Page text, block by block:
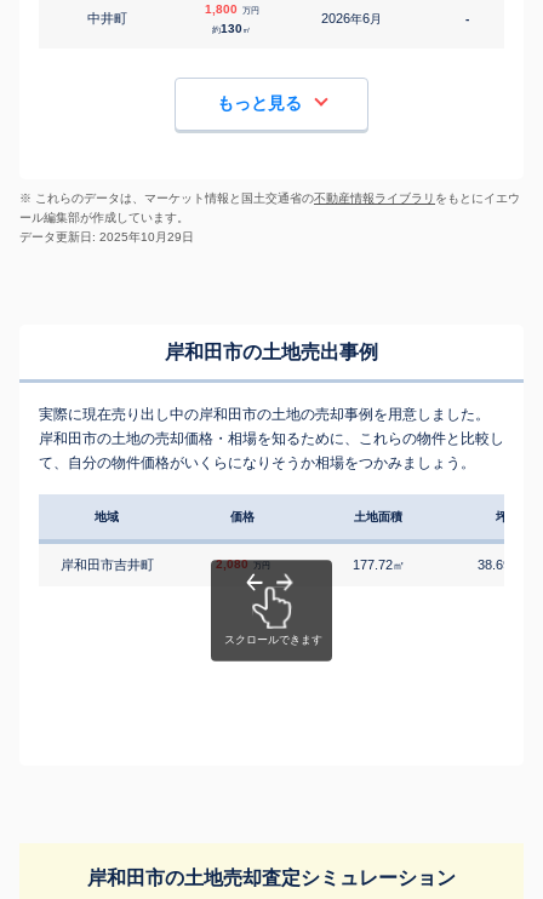
中井町
1,800 万円
約130㎡
2026年6月 -
もっと見る
※ これらのデータは、マーケット情報と国土交通省の不動産情報ライブラリ をもとにイエウ
ール編集部が作成しています。
データ更新日: 2025年10月29日
岸和田市の土地売出事例
実際に現在売り出し中の岸和田市の土地の売却事例を用意しました。
岸和田市の土地の売却価格・相場を知るために、これらの物件と比較し
て、自分の物件価格がいくらになりそうか相場をつかみましょう。
地域 価格 土地面積 坪単価
岸和田市吉井町 2,080 万円 177.72㎡ 38.69
岸和田市の土地売却査定シミュレーション